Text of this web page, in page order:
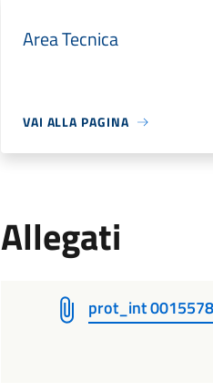
Area Tecnica
VAI ALLA PAGINA
Allegati
prot_int